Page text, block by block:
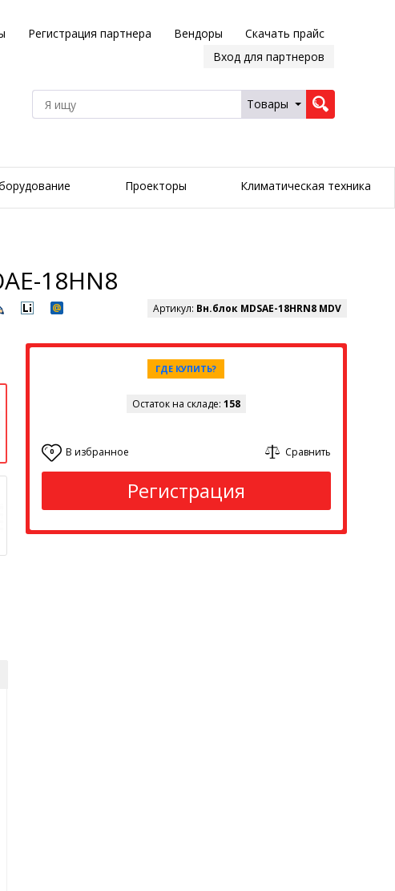
Регистрация партнера Вендоры
Скачать прайс
Вход для партнеров
Товары
Проекторы Климатическая техника
18HN8
Артикул: Вн.блок MDSAE-18HRN8 MDV
ГДЕ КУПИТЬ?
Остаток на складе: 158
0 В избранное Сравнить
Регистрация